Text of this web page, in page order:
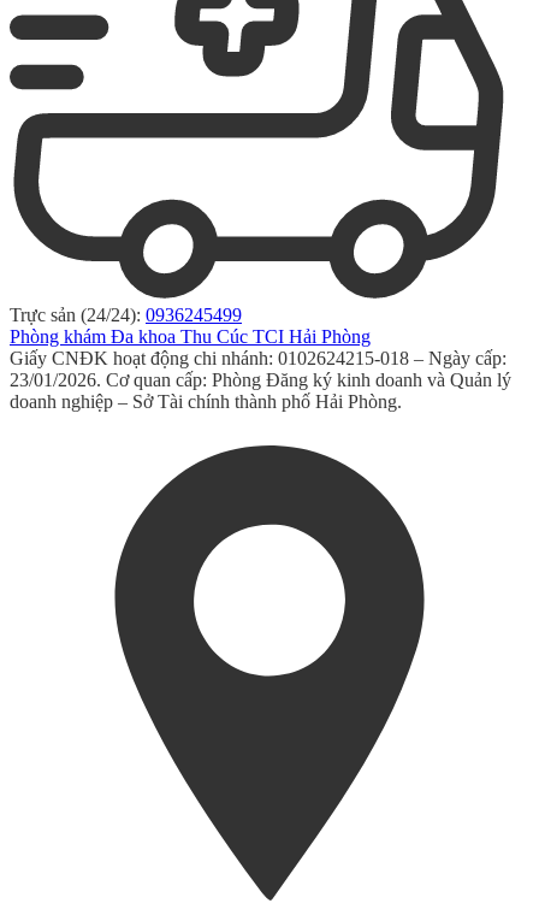
Trực sản (24/24): 0936245499
Phòng khám Đa khoa Thu Cúc TCI Hải Phòng
Giấy CNĐK hoạt động chi nhánh: 0102624215-018 – Ngày cấp:
23/01/2026. Cơ quan cấp: Phòng Đăng ký kinh doanh và Quản lý
doanh nghiệp – Sở Tài chính thành phố Hải Phòng.